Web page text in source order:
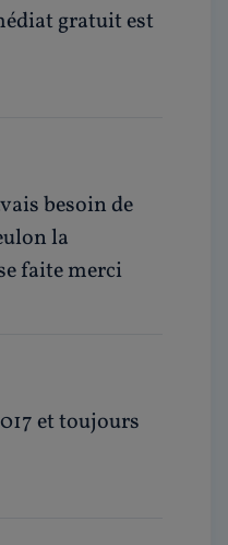
gratuit est
besoin de
la
faite merci
et toujours